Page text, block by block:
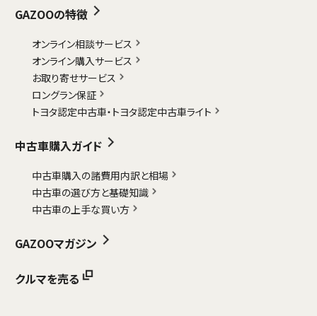
GAZOOの特徴
オンライン相談サービス
オンライン購入サービス
お取り寄せサービス
ロングラン保証
トヨタ認定中古車・ トヨタ認定中古車ライト
中古車購入ガイド
中古車購入の諸費用内訳と相場
中古車の選び方と基礎知識
中古車の上手な買い方
GAZOOマガジン
クルマを売る